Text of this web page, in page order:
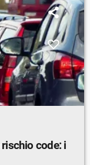
rischio code: i